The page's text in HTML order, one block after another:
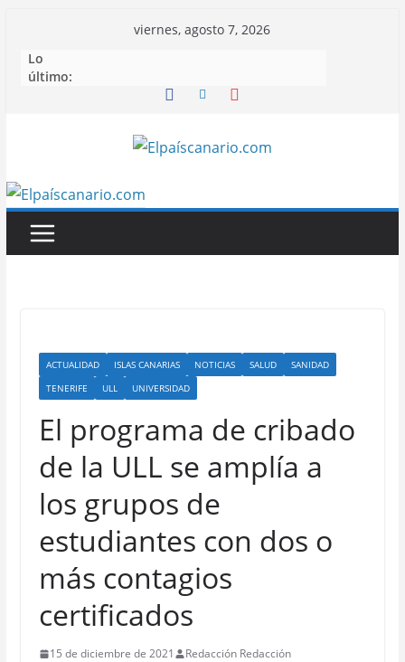
contenido
viernes, agosto 7, 2026
Lo
último:
ACTUALIDAD ISLAS CANARIAS NOTICIAS SALUD
SANIDAD
TENERIFE
ULL UNIVERSIDAD
El programa de cribado
de la ULL se amplía a
los grupos de
estudiantes con dos o
más contagios
certificados
15 de diciembre de 2021 Redacción Redacción